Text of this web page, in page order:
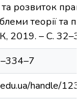
розвиток
теорії та
2019. – С.
handle/